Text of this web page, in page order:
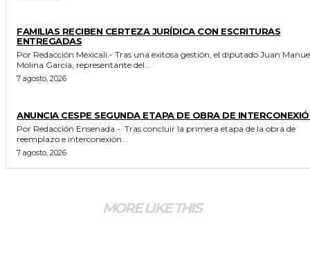
FAMILIAS RECIBEN CERTEZA JURÍDICA CON ESCRITURAS
ENTREGADAS
Por Redacción Mexicali.- Tras una exitosa gestión, el diputado Juan Manuel
Molina García, representante del...
7 agosto, 2026
ANUNCIA CESPE SEGUNDA ETAPA DE OBRA DE
Por Redacción Ensenada.- Tras concluir la primera etapa de la obra de
reemplazo e interconexión...
7 agosto, 2026
MORE LIKE THIS